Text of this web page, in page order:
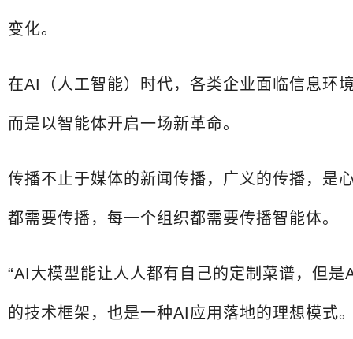
变化。
在AI（人工智能）时代，各类企业面临信息环
而是以智能体开启一场新革命。
传播不止于媒体的新闻传播，广义的传播，是
都需要传播，每一个组织都需要传播智能体。
“AI大模型能让人人都有自己的定制菜谱，但
的技术框架，也是一种AI应用落地的理想模式